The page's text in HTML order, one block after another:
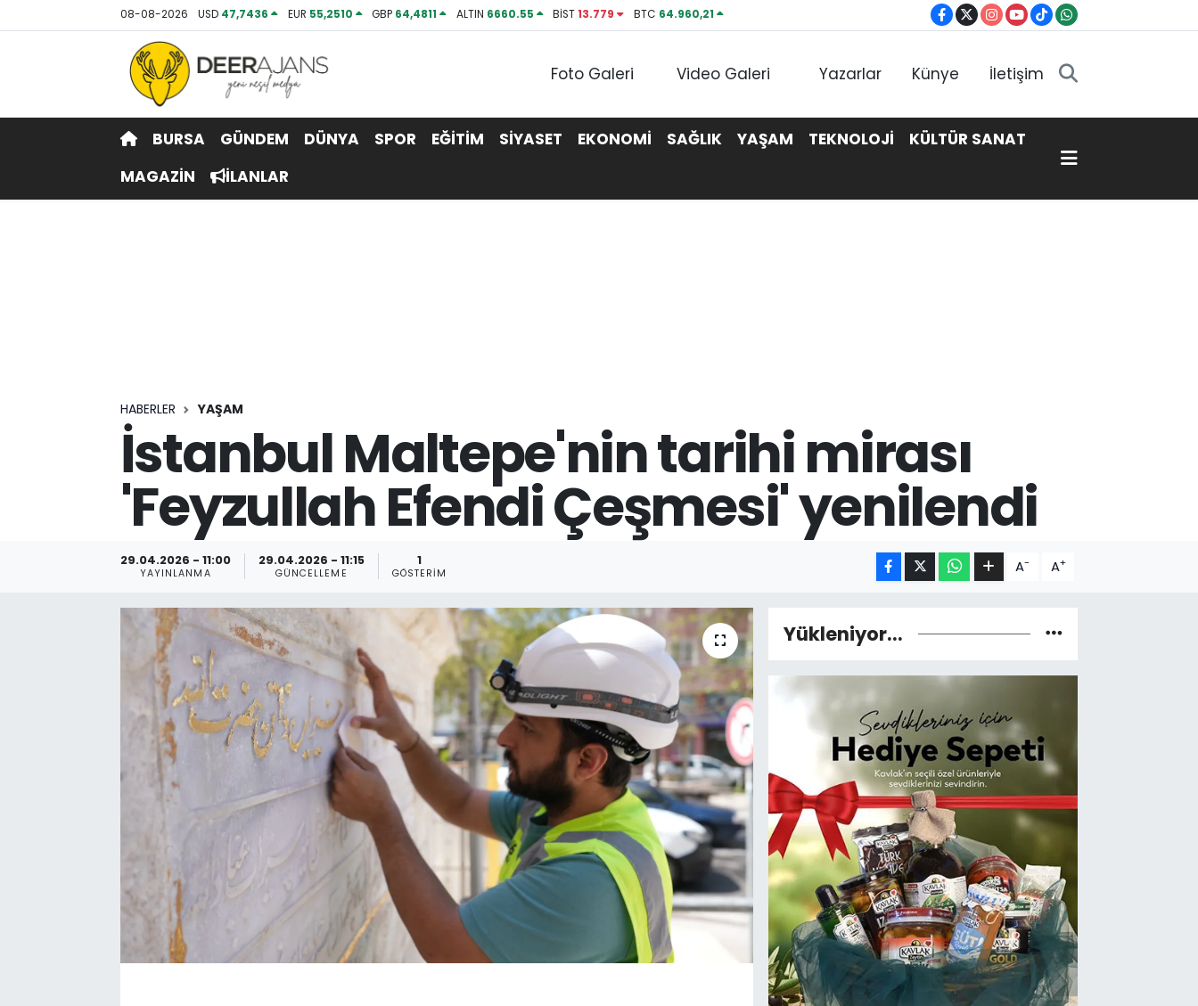
08-08-2026 USD 47,7436 EUR 55,2510 GBP 64,4811 ALTIN 6660.55 BİST13.779 BTC 64.960,21
Foto Galeri Video Galeri Yazarlar Künye İletişim
BURSA GÜNDEM DÜNYA SPOR EĞİTİM SİYASET EKONOMİ SAĞLIK YAŞAM TEKNOLOJİ
KÜLTÜR SANAT
MAGAZİN
İLANLAR
HABERLER YAŞAM
İstanbul Maltepe'nin tarihi mirası
'Feyzullah Efendi Çeşmesi' yenilendi
29.04.2026 - 11:00
YAYINLANMA
29.04.2026 - 11:15
GÜNCELLEME
1
GÖSTERIM A- A+
Yükleniyor...
Hava Durumu
Trafik Durumu
Tüm Manşetler